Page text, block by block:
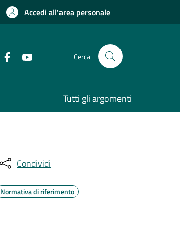
Accedi all'area personale
Cerca
Tutti gli argomenti
Condividi
Normativa di riferimento